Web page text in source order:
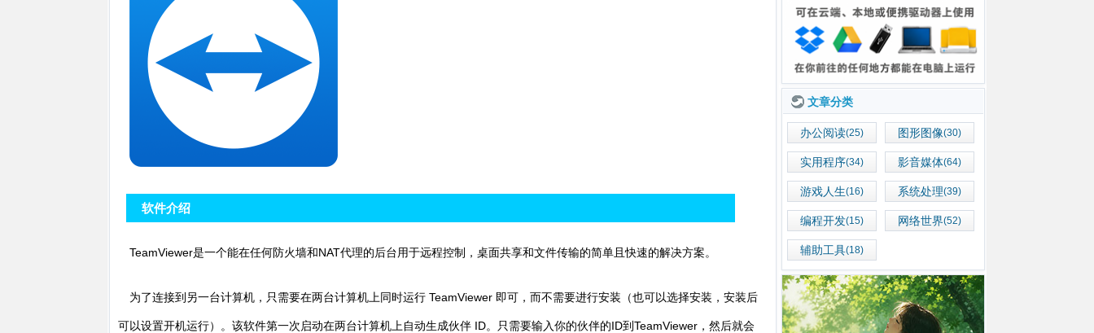
软件介绍
TeamViewer是一个能在任何防火墙和NAT代理的后台用于远程控制，桌面共享和文件传输的简单且快速的解决方案。
为了连接到另一台计算机，只需要在两台计算机上同时运行 TeamViewer 即可，而不需要进行安装（也可以选择安装，安装后
可以设置开机运行）。该软件第一次启动在两台计算机上自动生成伙伴 ID。只需要输入你的伙伴的ID到TeamViewer，然后就会
文章分类
办公阅读(25) 图形图像(30)
实用程序(34) 影音媒体(64)
游戏人生(16) 系统处理(39)
编程开发(15) 网络世界(52)
辅助工具(18)